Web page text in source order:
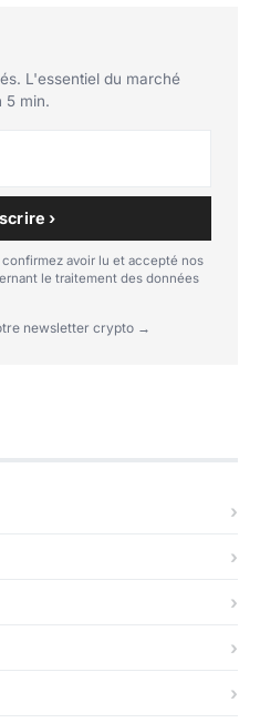
L'essentiel du marché
5 min.
›
avoir lu et accepté nos
le traitement des données
newsletter crypto →